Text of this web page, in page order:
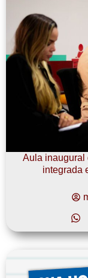
Aula inaugural
integrada